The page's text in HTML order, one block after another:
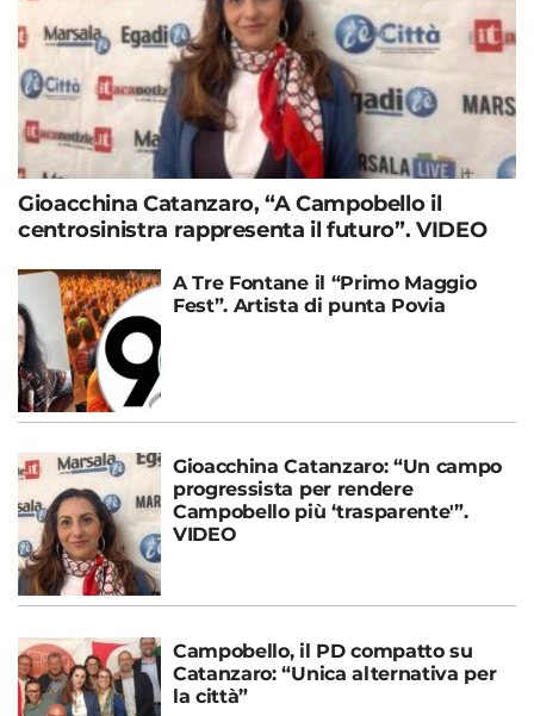
Gioacchina Catanzaro, “A Campobello il
centrosinistra rappresenta il futuro”. VIDEO
A Tre Fontane il “Primo Maggio
Fest”. Artista di punta Povia
Gioacchina Catanzaro: “Un campo
progressista per rendere
Campobello più ‘trasparente'”.
VIDEO
Campobello, il PD compatto su
Catanzaro: “Unica alternativa per
la città”